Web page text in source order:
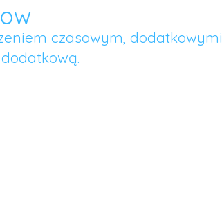
czasowym, dodatkowymi